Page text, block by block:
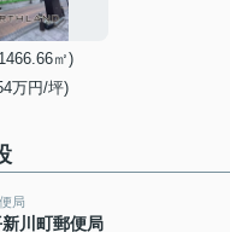
㎡)
万円/坪)
局
川町郵便局